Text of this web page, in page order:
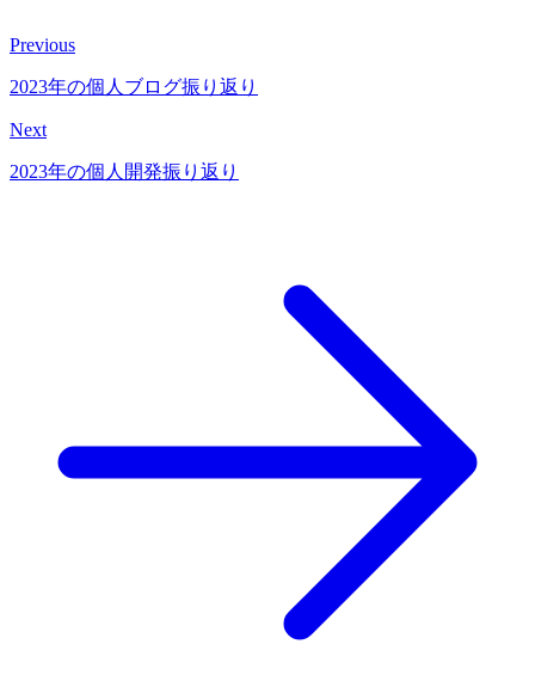
Previous
2023年の個人ブログ振り返り
Next
2023年の個人開発振り返り